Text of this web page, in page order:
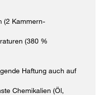
(2 Kammern-
(380 %
Haftung auch auf
Chemikalien (Öl,